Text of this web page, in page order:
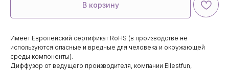
В корзину
Имеет Европейский сертификат RoHS (в производстве не
используются опасные и вредные для человека и окружающей
среды компоненты).
Диффузор от ведущего производителя, компании Ellestfun,